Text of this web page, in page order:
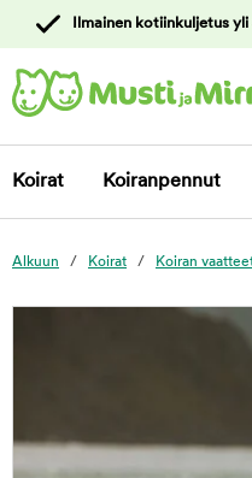
asiakaspalveluun
Ilmainen kotiinkuljetus
Koirat Koiranpennut
Alkuun Koirat Koiran